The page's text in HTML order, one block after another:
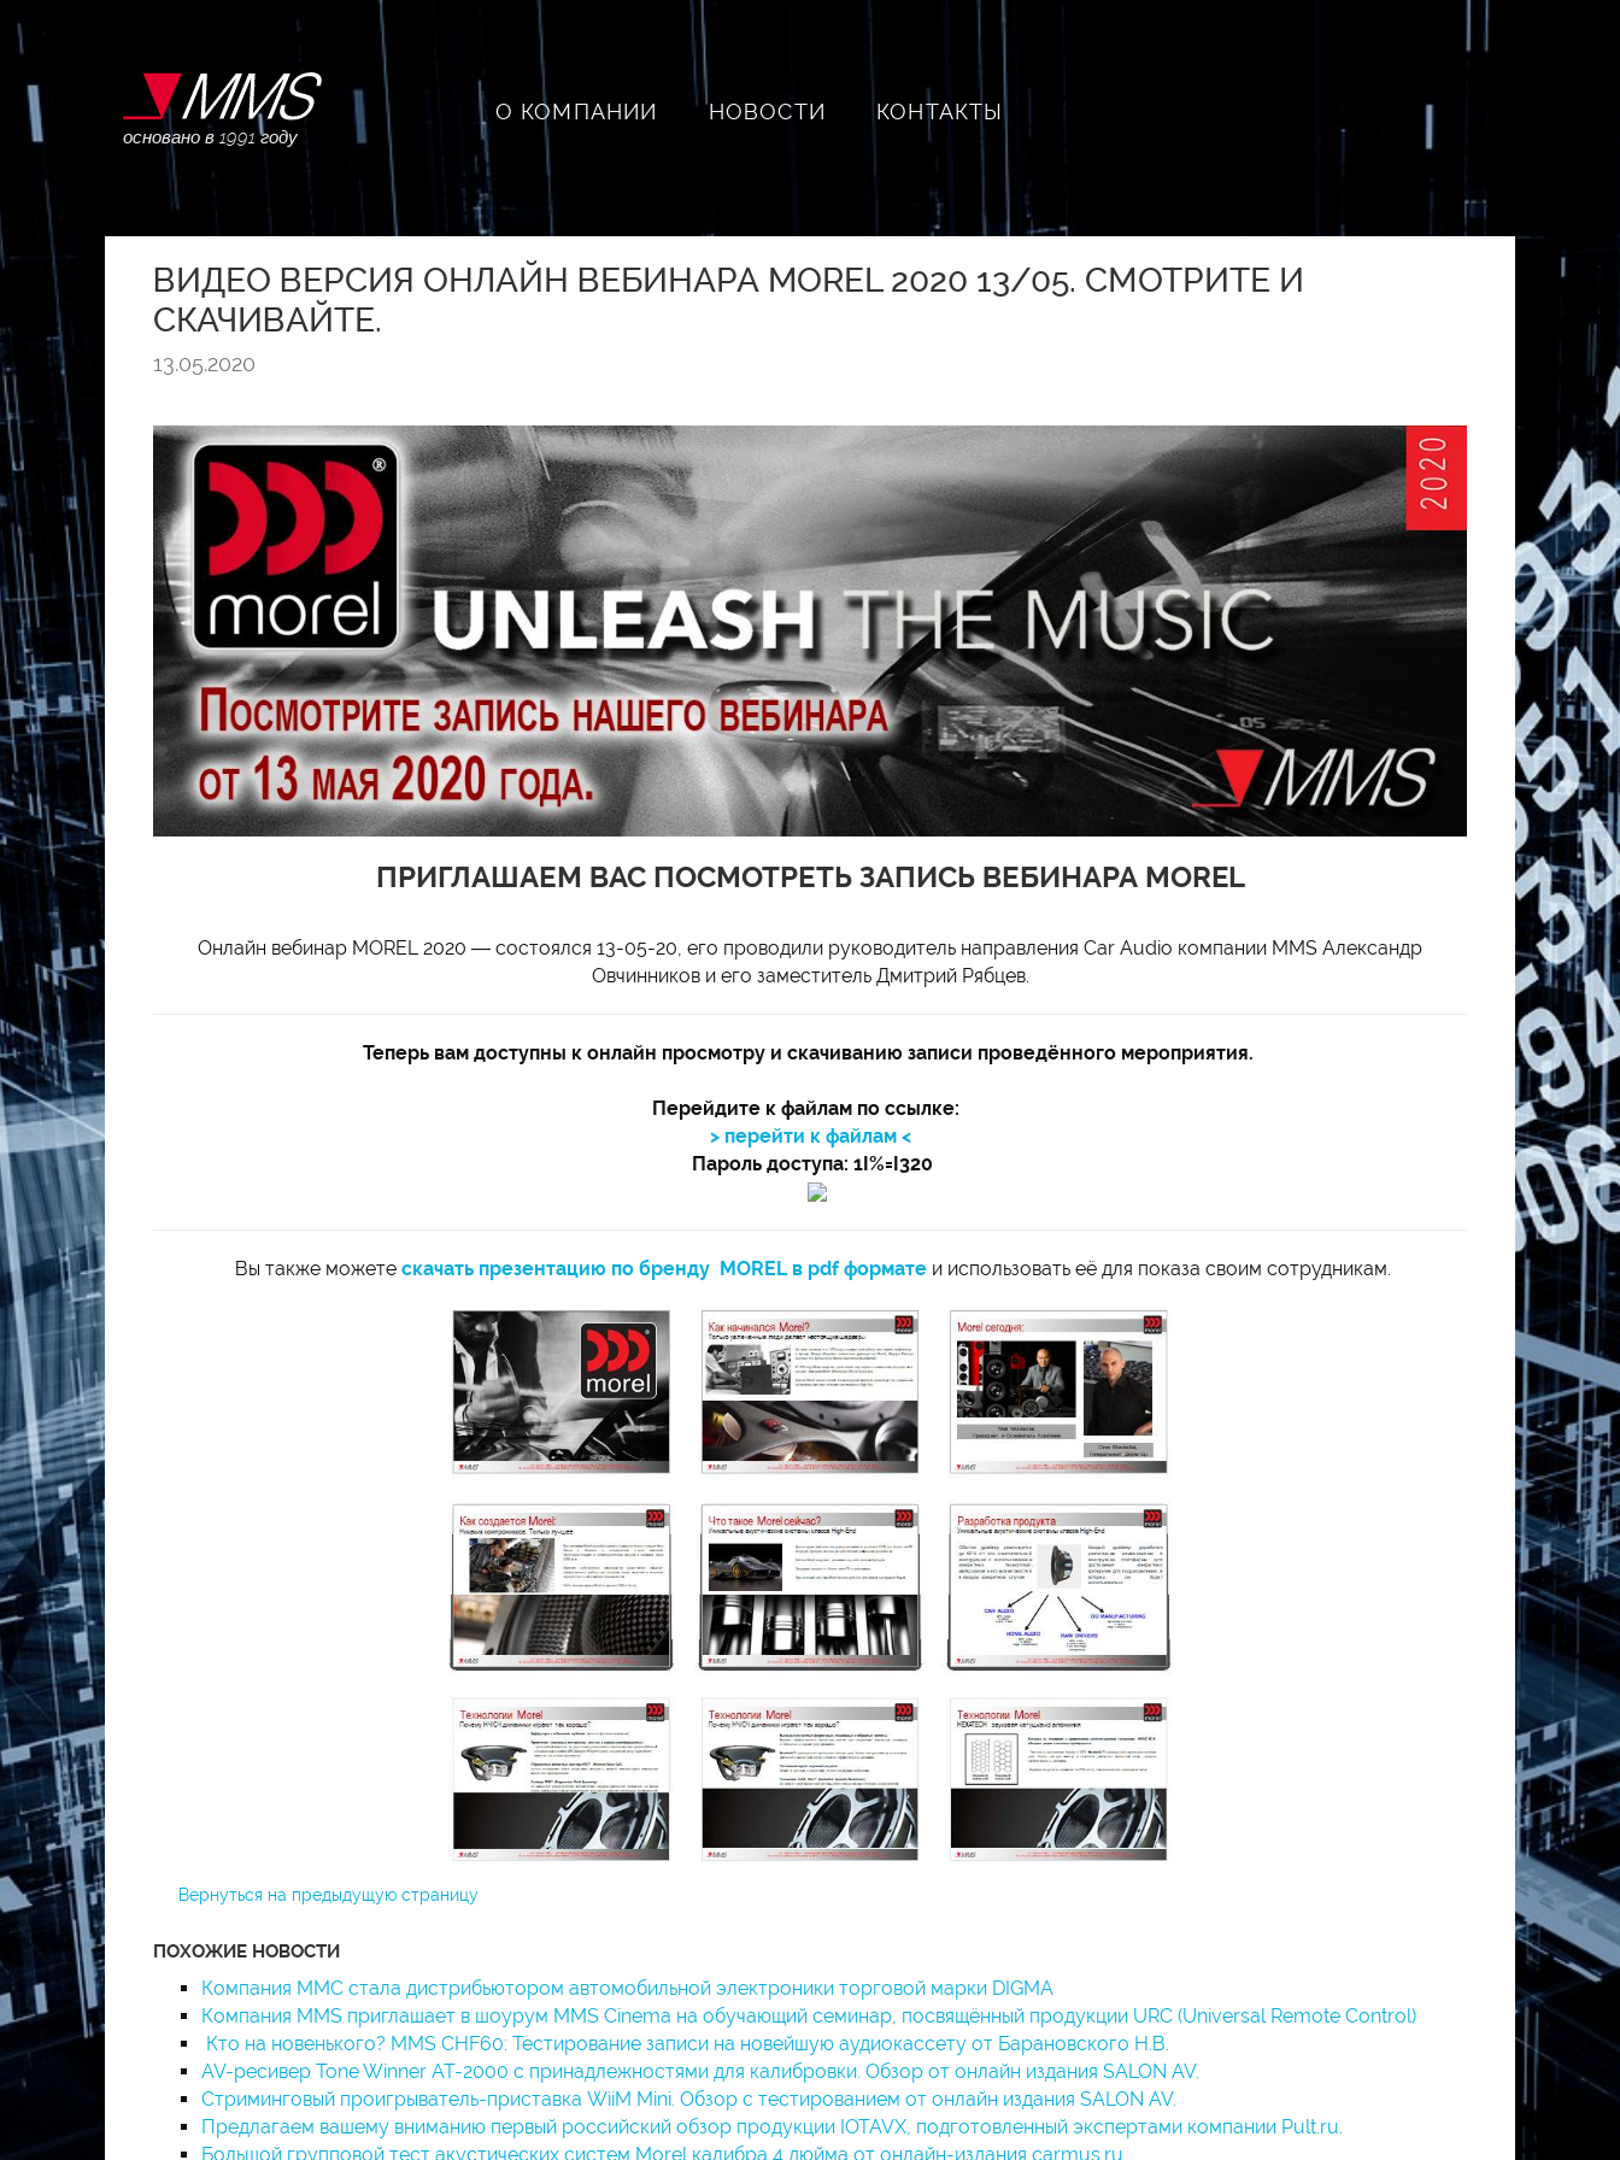
основано в 1991 году
О КОМПАНИИ НОВОСТИ КОНТАКТЫ
ВИДЕО ВЕРСИЯ ОНЛАЙН ВЕБИНАРА MOREL 2020 13/05. СМОТРИТЕ И
СКАЧИВАЙТЕ.
13.05.2020
ПРИГЛАШАЕМ ВАС ПОСМОТРЕТЬ ЗАПИСЬ ВЕБИНАРА MOREL
Онлайн вебинар MOREL 2020 — состоялся 13-05-20, его проводили руководитель направления Car Audio компании MMS Александр
Овчинников и его заместитель Дмитрий Рябцев.
Теперь вам доступны к онлайн просмотру и скачиванию записи проведённого мероприятия.
Перейдите к файлам по ссылке:
> перейти к файлам <
Пароль доступа: 1I%=I320
Вы также можете скачать презентацию по бренду MOREL в pdf форматеи использовать её для показа своим сотрудникам.
Вернуться на предыдущую страницу
ПОХОЖИЕ НОВОСТИ
Компания ММС стала дистрибьютором автомобильной электроники торговой марки DIGMA
Компания MMS приглашает в шоурум MMS Cinema на обучающий семинар, посвящённый продукции URC (Universal Remote Control)
Кто на новенького? MMS CHF60: Тестирование записи на новейшую аудиокассету от Барановского Н.В.
AV-ресивер Tone Winner AT-2000 с принадлежностями для калибровки. Обзор от онлайн издания SALON AV.
Стриминговый проигрыватель-приставка WiiM Mini. Обзор с тестированием от онлайн издания SALON AV.
Предлагаем вашему вниманию первый российский обзор продукции IOTAVX, подготовленный экспертами компании Pult.ru.
Большой групповой тест акустических систем Morel калибра 4 дюйма от онлайн-издания carmus.ru